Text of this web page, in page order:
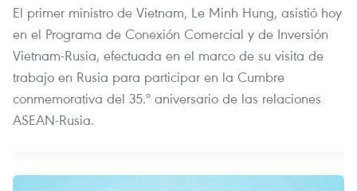
El primer ministro de Vietnam, Le Minh Hung, asistió hoy
en el Programa de Conexión Comercial y de Inversión
Vietnam-Rusia, efectuada en el marco de su visita de
trabajo en Rusia para participar en la Cumbre
conmemorativa del 35.º aniversario de las relaciones
ASEAN-Rusia.